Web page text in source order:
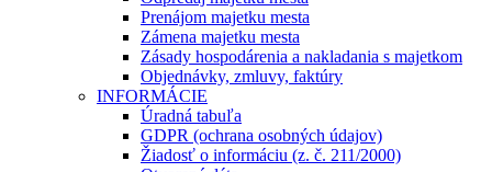
Prenájom majetku mesta
Zámena majetku mesta
Zásady hospodárenia a nakladania s majetkom
Objednávky, zmluvy, faktúry
INFORMÁCIE
Úradná tabuľa
GDPR (ochrana osobných údajov)
Žiadosť o informáciu (z. č. 211/2000)